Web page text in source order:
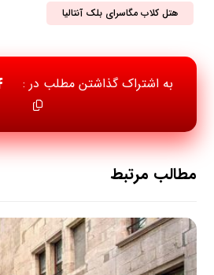
هتل کلاب مگاسرای بلک آنتالیا
مطالب مرتبط